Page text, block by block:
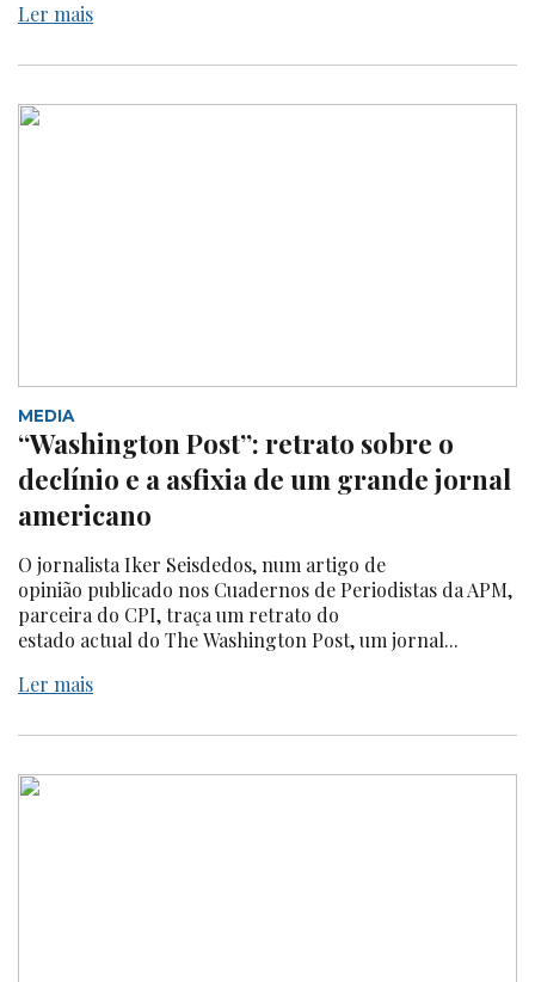
Ler mais
MEDIA
“Washington Post”: retrato sobre o
declínio e a asfixia de um grande jornal
americano
O jornalista Iker Seisdedos, num artigo de
opinião publicado nos Cuadernos de Periodistas da APM,
parceira do CPI, traça um retrato do
estado actual do The Washington Post, um jornal...
Ler mais